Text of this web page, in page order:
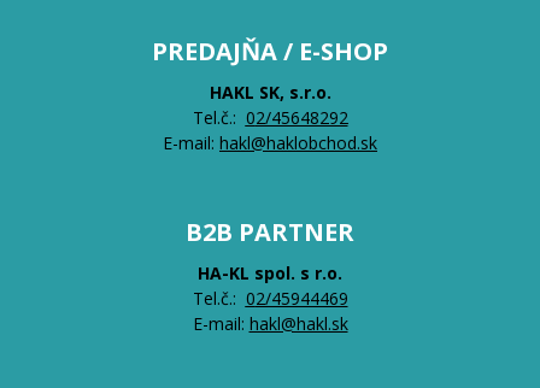
PREDAJŇA / E-SHOP
HAKL SK, s.r.o.
Tel.č.: 02/45648292
E-mail: hakl@haklobchod.sk
B2B PARTNER
HA-KL spol. s r.o.
Tel.č.: 02/45944469
E-mail: hakl@hakl.sk